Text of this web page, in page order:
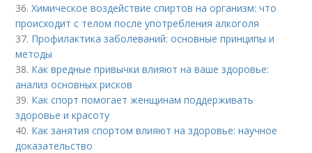
36.Химическое воздействие спиртов на организм: что
происходит с телом после употребления алкоголя
37. Профилактика заболеваний: основные принципы и
методы
38. Как вредные привычки влияют на ваше здоровье:
анализ основных рисков
39. Как спорт помогает женщинам поддерживать
здоровье и красоту
40. Как занятия спортом влияют на здоровье: научное
доказательство